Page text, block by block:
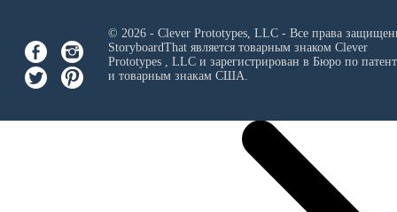
© 2026 - Clever Prototypes, LLC - Все права
StoryboardThat является товарным знаком Clever
Prototypes , LLCи зарегистрирован в Бюро по
и товарным знакам США.